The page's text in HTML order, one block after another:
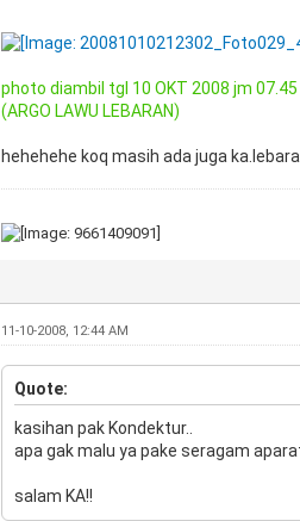
photo diambil tgl 10 OKT 2008 jm 07.45
(ARGO LAWU LEBARAN)
hehehehe koq masih ada juga
11-10-2008, 12:44 AM
Quote:
kasihan pak Kondektur..
apa gak malu ya pake seragam
salam KA!!